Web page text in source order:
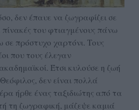
δεν έπαυε να ζωγραφίζει σε
πίνακές του φτιαγμένους πάνω
πρόστυχο χαρτόνι. Τους
που τους έλεγαν
Έτσι κυλούσε η ζωή
δεν είναι πολλά
ήρθε ένας ταξιδιώτης από τα
τη ζωγραφική, μάζεψε καμιά